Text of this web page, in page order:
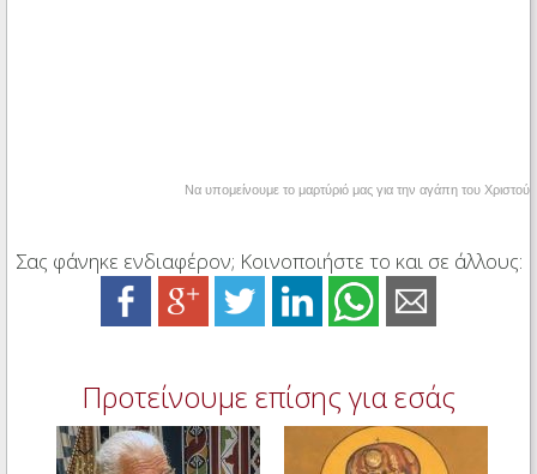
Να υπομείνουμε το μαρτύριό μας για την αγάπη του Χριστού
Σας φάνηκε ενδιαφέρον; Κοινοποιήστε το και σε άλλους:
Προτείνουμε επίσης για εσάς